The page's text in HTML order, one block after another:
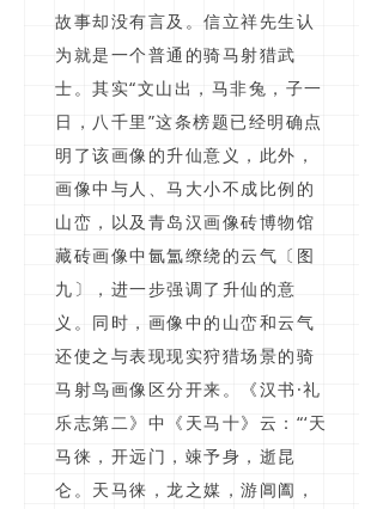
故事却没有言及。信立祥先生认
为就是一个普通的骑马射猎武
士。其实“文山出，马非兔，子一
日，八千里”这条榜题已经明确点
明了该画像的升仙意义，此外，
画像中与人、马大小不成比例的
山峦，以及青岛汉画像砖博物馆
藏砖画像中氤氲缭绕的云气〔图
九〕，进一步强调了升仙的意
义。同时，画像中的山峦和云气
还使之与表现现实狩猎场景的骑
马射鸟画像区分开来。《汉书·礼
乐志第二》中《天马十》云：“‘天
马徕，开远门，竦予身，逝昆
仑。天马徕，龙之媒，游阊阖，